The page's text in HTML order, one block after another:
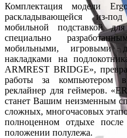
Комплектация модели
раскладывающейся из-
мобильной подставкой
специально
мобильными, игровыми
накладками на
ARMREST BRIDGE»,
работы за компьютером
реклайнер для геймеров.
станет Вашим неизменным
сложных, многочасовых
полноценном отдыхе
положении полулежа.